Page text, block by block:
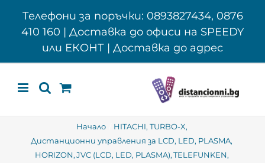
Телефони за поръчки: 0893827434, 0876
410 160 | Доставка до офиси на SPEEDY
или ЕКОНТ | Доставка до адрес
Начало HITACHI TURBO-X
Дистанционни управления за LCD, LED, PLASMA
HORIZON JVC (LCD, LED, PLASMA) TELEFUNKEN